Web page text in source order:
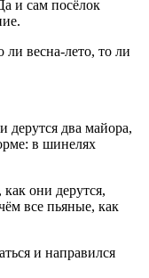
и сам посёлок
весна-лето, то ли
дерутся два майора,
в шинелях
они дерутся,
все пьяные, как
и направился